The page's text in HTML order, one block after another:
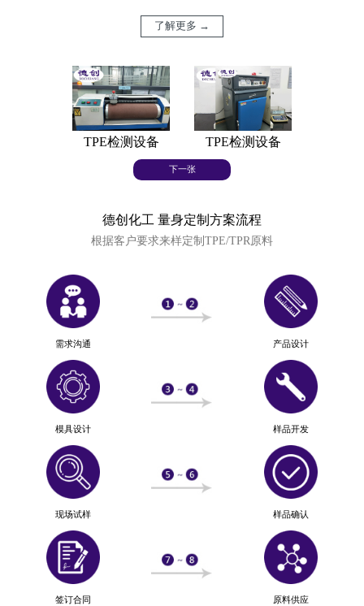
了解更多 →
TPE检测设备 TPE检测设备
下一张
德创化工 量身定制方案流程
根据客户要求来样定制TPE/TPR原料
需求沟通 产品设计
模具设计 样品开发
现场试样 样品确认
签订合同 原料供应